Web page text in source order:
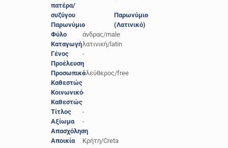
πατέρα/
συζύγου
Παρωνύμιο
-
Φύλο
άνδρας/male
Καταγωγήλατινική/latin
Γένος
-
Προέλευση-
Προσωπικό
Καθεστώς
ελεύθερος/free
Κοινωνικό
Καθεστώς
-
Τίτλος
-
Αξίωμα
-
Απασχόληση
-
Αποικία
Κρήτη/Creta
Παρωνύμιο
(Λατινικό)
-